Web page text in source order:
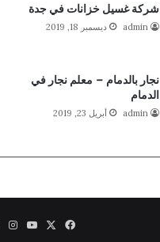
شركة غسيل خزانات في جدة
admin ديسمبر 18, 2019
نجار بالدمام – معلم نجار في
الدمام
admin أبريل 23, 2019
فيسبوك